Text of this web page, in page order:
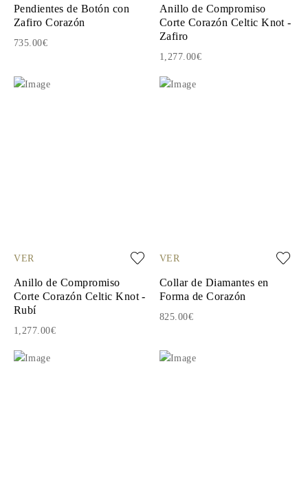
Pendientes de Botón con
Zafiro Corazón
735.00€
Anillo de Compromiso
Corte Corazón Celtic Knot -
Zafiro
1,277.00€
VER
Anillo de Compromiso
Corte Corazón Celtic Knot -
Rubí
1,277.00€
VER
Collar de Diamantes en
Forma de Corazón
825.00€